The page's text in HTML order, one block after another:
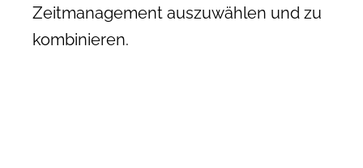
Zeitmanagement auszuwählen und zu
kombinieren.